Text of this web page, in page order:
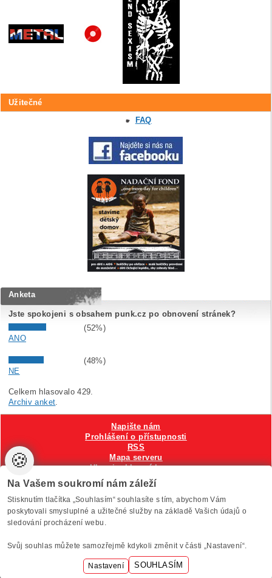
Užitečné
FAQ
Anketa
Jste spokojeni s obsahem punk.cz po obnovení stránek?
(52%)
ANO
(48%)
NE
Celkem hlasovalo 429.
Archiv anket.
VytvořiloAnawe , provozuje Anawe a Špína
Napište nám
Prohlášení o přístupnosti
RSS
Mapa serveru
Hlavni reklamní banner
Nastavení cookies
🍪
Na Vašem soukromí nám záleží
Stisknutím tlačítka „Souhlasím“ souhlasíte s tím, abychom Vám
poskytovali smysluplné a užitečné služby na základě Vašich údajů o
sledování procházení webu.
Svůj souhlas můžete samozřejmě kdykoli změnit v části „Nastavení“.
Nastavení SOUHLASÍM